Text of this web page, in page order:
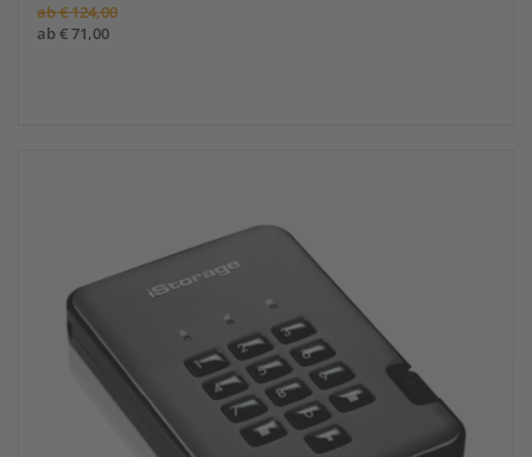
ab€124,00
ab€71,00